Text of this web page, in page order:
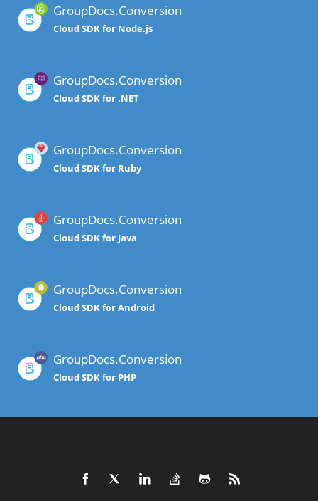
GroupDocs.Conversion
Cloud SDK for Node.js
GroupDocs.Conversion
Cloud SDK for .NET
GroupDocs.Conversion
Cloud SDK for Ruby
GroupDocs.Conversion
Cloud SDK for Java
GroupDocs.Conversion
Cloud SDK for Android
GroupDocs.Conversion
Cloud SDK for PHP